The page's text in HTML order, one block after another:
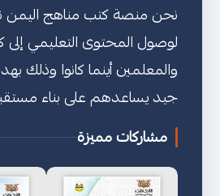
نحن منصة كتب مناهج
لوصول المحتوى التعليمي
والمعلمين أينما كانوا وذلك
جيد يساعدهم على بناء
مشاركات مميزة